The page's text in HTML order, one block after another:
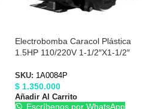
Electrobomba Caracol Plástica
1.5HP 110/220V 1-1/2″X1-1/2″
SKU: 1A0084P
$ 1.350.000
Añadir Al Carrito
Escríbenos por WhatsApp